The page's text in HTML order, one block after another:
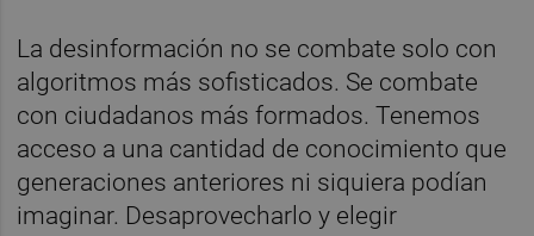
La desinformación no se combate solo con
algoritmos más sofisticados. Se combate
con ciudadanos más formados. Tenemos
acceso a una cantidad de conocimiento que
generaciones anteriores ni siquiera podían
imaginar. Desaprovecharlo y elegir